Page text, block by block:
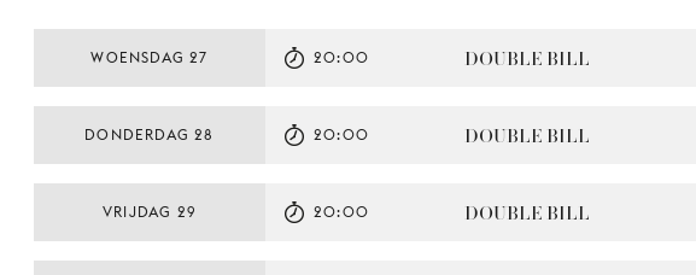
WOENSDAG 27 DOUBLE BILL
20:00
DONDERDAG 28 DOUBLE BILL
20:00
VRIJDAG 29 DOUBLE BILL
20:00